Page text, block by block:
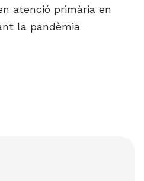
atenció primària en
la pandèmia